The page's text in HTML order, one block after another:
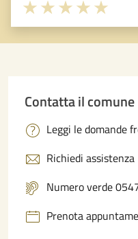
Valuta 5
Valuta 4
Valuta 3 stelle
Valuta 2 stelle su 5
Valuta 1 stelle su 5
Contatta il comune
Leggi le domande
Richiedi assistenza
Numero verde
Prenota